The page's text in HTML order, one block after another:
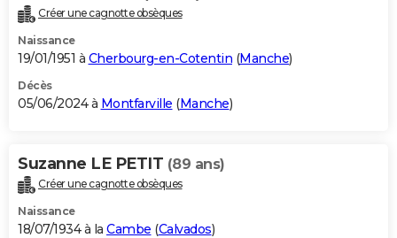
Créer une cagnotte obsèques
Naissance
19/01/1951 à Cherbourg-en-Cotentin (Manche)
Décès
05/06/2024 à Montfarville (Manche)
Suzanne LE PETIT (89 ans)
Créer une cagnotte obsèques
Naissance
18/07/1934 à la Cambe (Calvados)